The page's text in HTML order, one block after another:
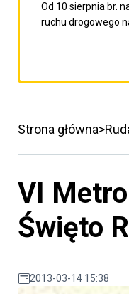
Od 10 sierpnia br.
ruchu drogowego
porzpedniego
Strona główna
VI
Święto
2013-03-14 15:38